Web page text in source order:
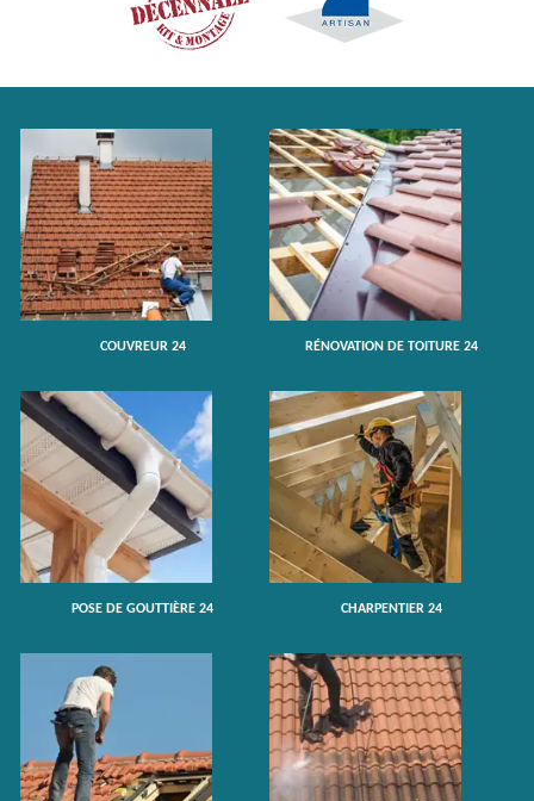
COUVREUR 24 RÉNOVATION DE TOITURE 24
POSE DE GOUTTIÈRE 24 CHARPENTIER 24